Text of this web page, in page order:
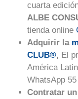
cuarta
ALBE
tienda online
Adquirir la
CLUB®, El
América
WhatsApp
Contratar